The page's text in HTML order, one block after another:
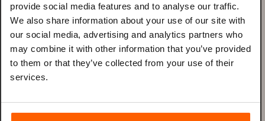
provide social media features and to analyse our traffic.
We also share information about your use of our site with
our social media, advertising and analytics partners who
may combine it with other information that you’ve provided
to them or that they’ve collected from your use of their
services.
Apple iPad Air (5th generation)
Apple iPad Air (6th generation)
Apple iPad Mini (5th generation)